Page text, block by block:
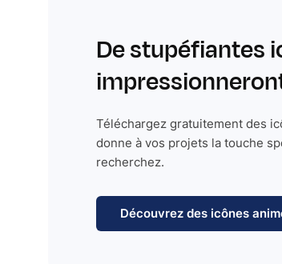
De stupéfiantes
Téléchargez gratuitement des
donne à vos projets la touche
recherchez.
Découvrez des icônes